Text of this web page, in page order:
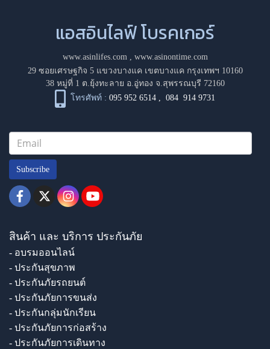
แอสอินไลฟ์ โบรคเกอร์
www.asinlifes.com, www.asinontime.com
29 ซอยเศรษฐกิจ 5 แขวงบางแค เขตบางแค กรุงเทพฯ 10160
38 หมู่ที่ 1 ต.ยุ้งทะลาย อ.อู่ทอง จ.สุพรรณบุรี 72160
โทรศัพท์ : 095 952 6514 ,084 914 9731
Subscribe
สินค้า และ บริการ ประกันภัย
- อบรมออนไลน์
- ประกันสุขภาพ
- ประกันภัยรถยนต์
- ประกันภัยการขนส่ง
- ประกันกลุ่มนักเรียน
- ประกันภัยการก่อสร้าง
- ประกันภัยการเดินทาง